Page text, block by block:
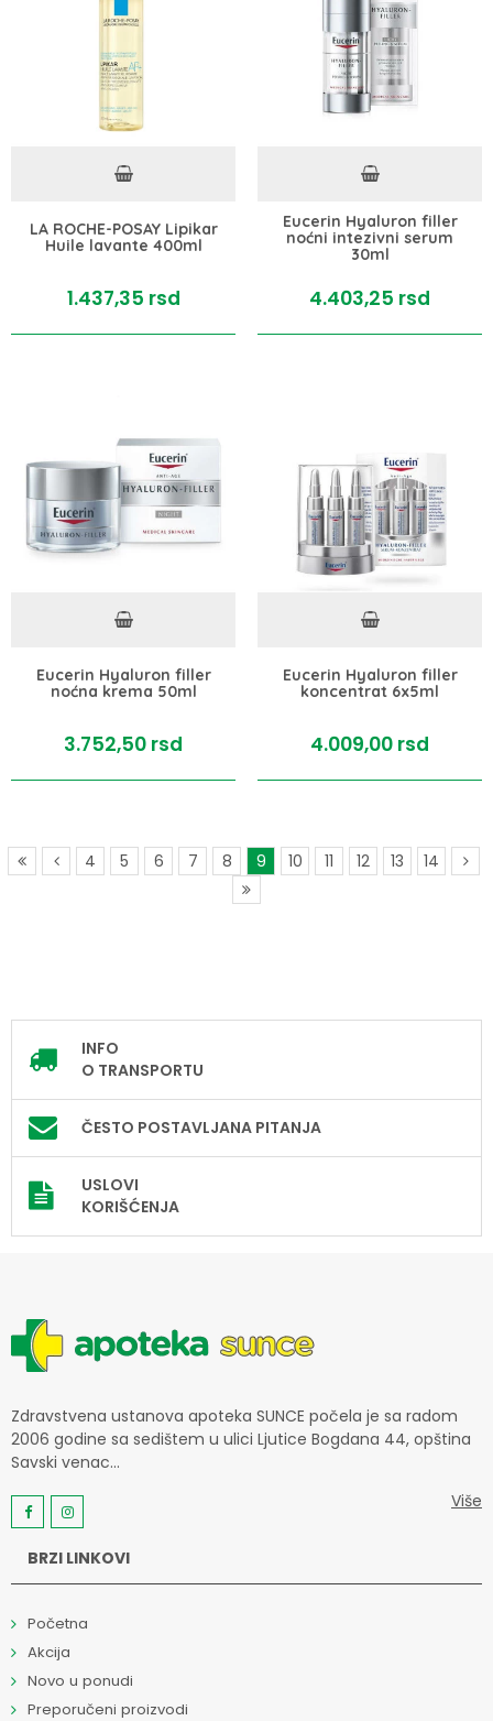
LA ROCHE-POSAY Lipikar
Huile lavante 400ml
1.437,35 rsd
Eucerin Hyaluron filler
noćni intezivni serum
30ml
4.403,25 rsd
Eucerin Hyaluron filler
noćna krema 50ml
3.752,50 rsd
Eucerin Hyaluron filler
koncentrat 6x5ml
4.009,00 rsd
4 5 6 7 8 9 10 11 12 13 14
INFO
O TRANSPORTU
ČESTO POSTAVLJANA PITANJA
USLOVI
KORIŠĆENJA
Zdravstvena ustanova apoteka SUNCE počela je sa radom
2006 godine sa sedištem u ulici Ljutice Bogdana 44, opština
Savski venac...
Više
BRZI LINKOVI
Početna
Akcija
Novo u ponudi
Preporučeni proizvodi